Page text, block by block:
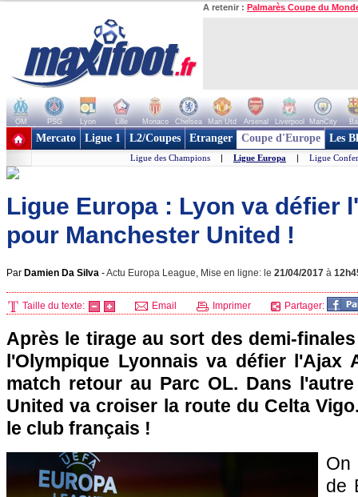
A retenir : Palmarès Coupe du
OM PSG Lyon Lille Monaco Chelsea Man Utd Arsenal Liverpool ManCity
+ de clubs
Mercato Ligue 1 L2/Coupes Etranger Coupe d'Europe Les
Ligue des Champions | Ligue Europa | Ligue
Ligue Europa : Lyon va défier
pour Manchester United !
Par Damien Da Silva -Actu Europa League, Mise en ligne: le 21/04/2017 à
Taille du texte: Email Imprimer Partager:
Après le tirage au sort des demi-
l'Olympique Lyonnais va défier l'Ajax
match retour au Parc OL. Dans
United va croiser la route du Celta
le club français !
On
de